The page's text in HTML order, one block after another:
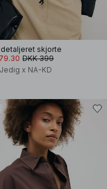
detaljeret skjorte
DKK 399
x NA-KD